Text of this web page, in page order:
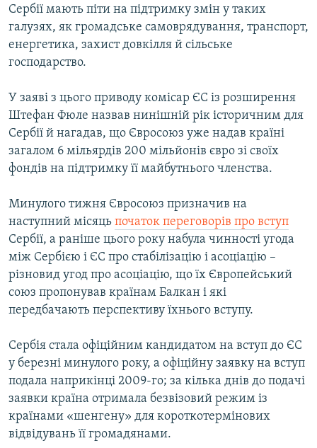
Сербії мають піти на підтримку змін у таких
галузях, як громадське самоврядування, транспорт,
енергетика, захист довкілля й сільське
господарство.
У заяві з цього приводу комісар ЄС із розширення
Штефан Фюле назвав нинішній рік історичним для
Сербії й нагадав, що Євросоюз уже надав країні
загалом 6 мільярдів 200 мільйонів євро зі своїх
фондів на підтримку її майбутнього членства.
Минулого тижня Євросоюз призначив на
наступний місяць початок переговорів про вступ
Сербії, а раніше цього року набула чинності угода
між Сербією і ЄС про стабілізацію і асоціацію –
різновид угод про асоціацію, що їх Європейський
союз пропонував країнам Балкан і які
передбачають перспективу їхнього вступу.
Сербія стала офіційним кандидатом на вступ до ЄС
у березні минулого року, а офіційну заявку на вступ
подала наприкінці 2009-го; за кілька днів до подачі
заявки країна отримала безвізовий режим із
країнами «шенгену» для короткотермінових
відвідувань її громадянами.